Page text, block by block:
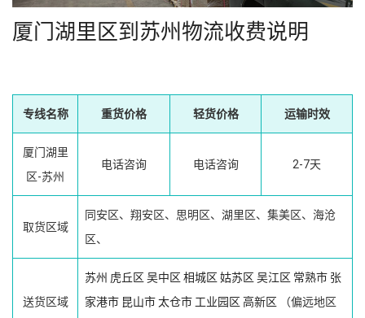
厦门湖里区到苏州物流收费说明
专线名称 重货价格 轻货价格 运输时效
厦门湖里
区-苏州
电话咨询 电话咨询 2-7天
取货区域
同安区、翔安区、思明区、湖里区、集美区、海沧
区、
送货区域
苏州 虎丘区 吴中区 相城区 姑苏区 吴江区 常熟市 张
家港市 昆山市太仓市 工业园区 高新区 （偏远地区